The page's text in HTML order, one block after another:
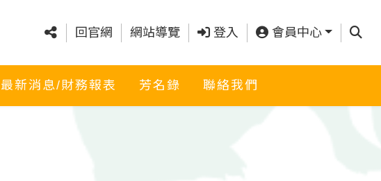
回官網 網站導覽 登入 會員中心 查詢
最新消息/財務報表 芳名錄 聯絡我們